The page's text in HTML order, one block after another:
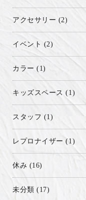
アクセサリー (2)
イベント (2)
カラー (1)
キッズスペース (1)
スタッフ (1)
レプロナイザー (1)
休み (16)
未分類 (17)